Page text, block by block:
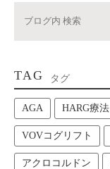
TAG タグ
AGA HARG療法
VOVコグリフト
アクロコルドン